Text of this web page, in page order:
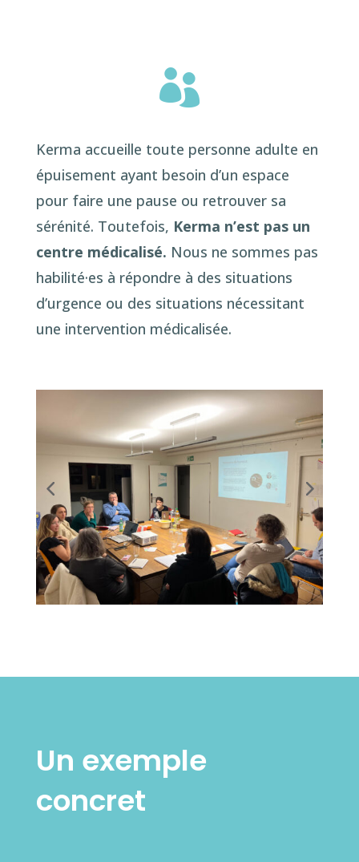

Kerma accueille toute personne adulte en
épuisement ayant besoin d’un espace
pour faire une pause ou retrouver sa
sérénité. Toutefois, Kerma n’est pas un
centre médicalisé. Nous ne sommes pas
habilité·es à répondre à des situations
d’urgence ou des situations nécessitant
une intervention médicalisée.
Un exemple
concret